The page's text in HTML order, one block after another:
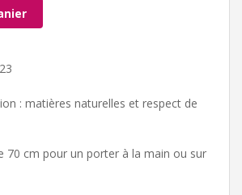
: matières naturelles et respect de
70 cm pour un porter à la main ou sur